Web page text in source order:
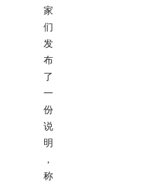
家
们
发
布
了
一
份
说
明
，
称